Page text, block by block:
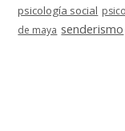
psicología social
de maya senderismo